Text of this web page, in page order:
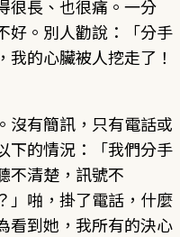
很長、也很痛。一分
好。別人勸說：「分手
的心臟被人挖走了！
沒有簡訊，只有電話或
下的情況：「我們分手
不清楚，訊號不
啪，掛了電話，什麼
看到她，我所有的決心